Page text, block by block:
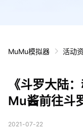
MuMu模拟器 活动
《斗罗大陆
Mu酱前往斗
2021-07-22